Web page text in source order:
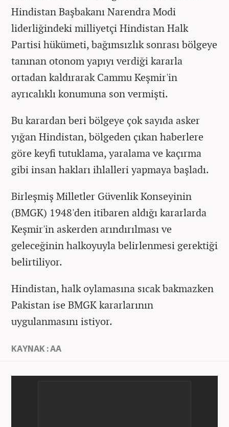
Hindistan Başbakanı Narendra Modi
liderliğindeki milliyetçi Hindistan Halk
Partisi hükümeti, bağımsızlık sonrası bölgeye
tanınan otonom yapıyı verdiği kararla
ortadan kaldırarak Cammu Keşmir'in
ayrıcalıklı konumuna son vermişti.
Bu karardan beri bölgeye çok sayıda asker
yığan Hindistan, bölgeden çıkan haberlere
göre keyfi tutuklama, yaralama ve kaçırma
gibi insan hakları ihlalleri yapmaya başladı.
Birleşmiş Milletler Güvenlik Konseyinin
(BMGK) 1948'den itibaren aldığı kararlarda
Keşmir'in askerden arındırılması ve
geleceğinin halkoyuyla belirlenmesi gerektiği
belirtiliyor.
Hindistan, halk oylamasına sıcak bakmazken
Pakistan ise BMGK kararlarının
uygulanmasını istiyor.
KAYNAK : AA